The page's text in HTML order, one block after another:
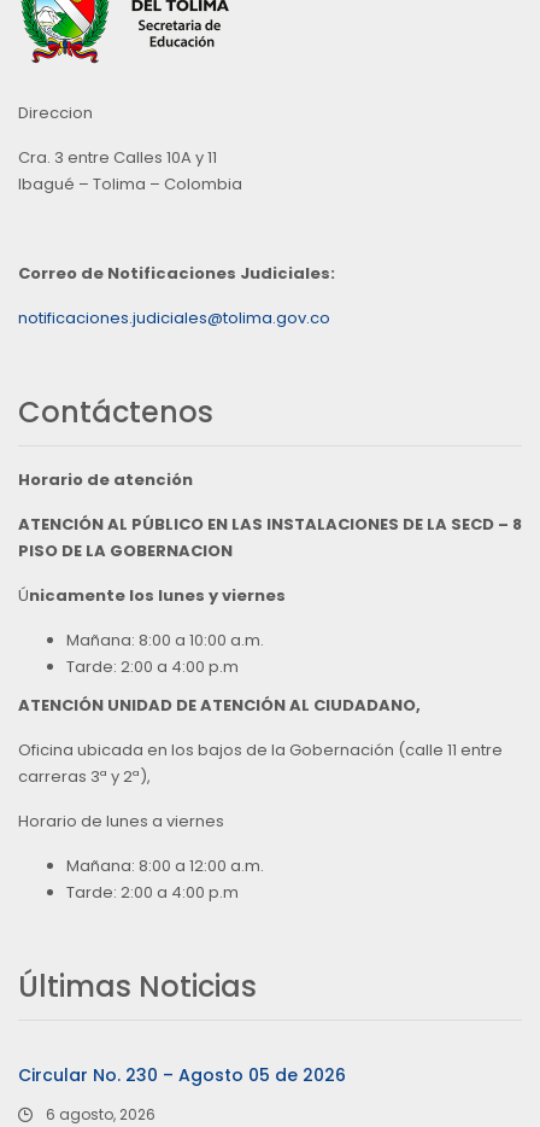
Direccion
Cra. 3 entre Calles 10A y 11
Ibagué – Tolima – Colombia
Correo de Notificaciones Judiciales:
notificaciones.judiciales@tolima.gov.co
Contáctenos
Horario de atención
ATENCIÓN AL PÚBLICO EN LAS INSTALACIONES DE LA SECD – 8
PISO DE LA GOBERNACION
Únicamente los lunes y viernes
Mañana: 8:00 a 10:00 a.m.
Tarde: 2:00 a 4:00 p.m
ATENCIÓN UNIDAD DE ATENCIÓN AL CIUDADANO,
Oficina ubicada en los bajos de la Gobernación (calle 11 entre
carreras 3ª y 2ª),
Horario de lunes a viernes
Mañana: 8:00 a 12:00 a.m.
Tarde: 2:00 a 4:00 p.m
Últimas Noticias
Circular No. 230 – Agosto 05 de 2026
6 agosto, 2026